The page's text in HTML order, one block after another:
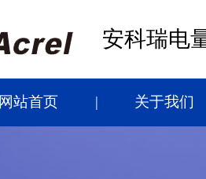
安科瑞电
网站首页 关于我们